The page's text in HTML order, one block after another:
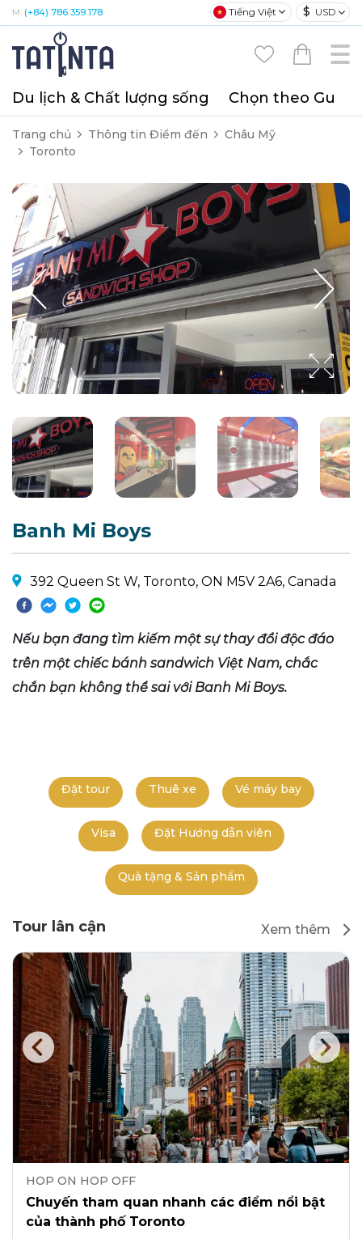
M: (+84) 786 359 178 Tiếng Việt $ USD
Du lịch & Chất lượng sống Chọn theo Gu
Trang chủ Thông tin Điểm đến
Châu Mỹ
Toronto
Banh Mi Boys
392 Queen St W, Toronto, ON M5V 2A6, Canada
Nếu bạn đang tìm kiếm một sự thay đổi độc đáo
trên một chiếc bánh sandwich Việt Nam, chắc
chắn bạn không thể sai với Banh Mi Boys.
Đặt tour Thuê xe Vé máy bay
Visa Đặt Hướng dẫn viên
Quà tặng & Sản phẩm
Tour lân cận Xem thêm
HOP ON HOP OFF
Chuyến tham quan nhanh các điểm nổi bật
của thành phố Toronto